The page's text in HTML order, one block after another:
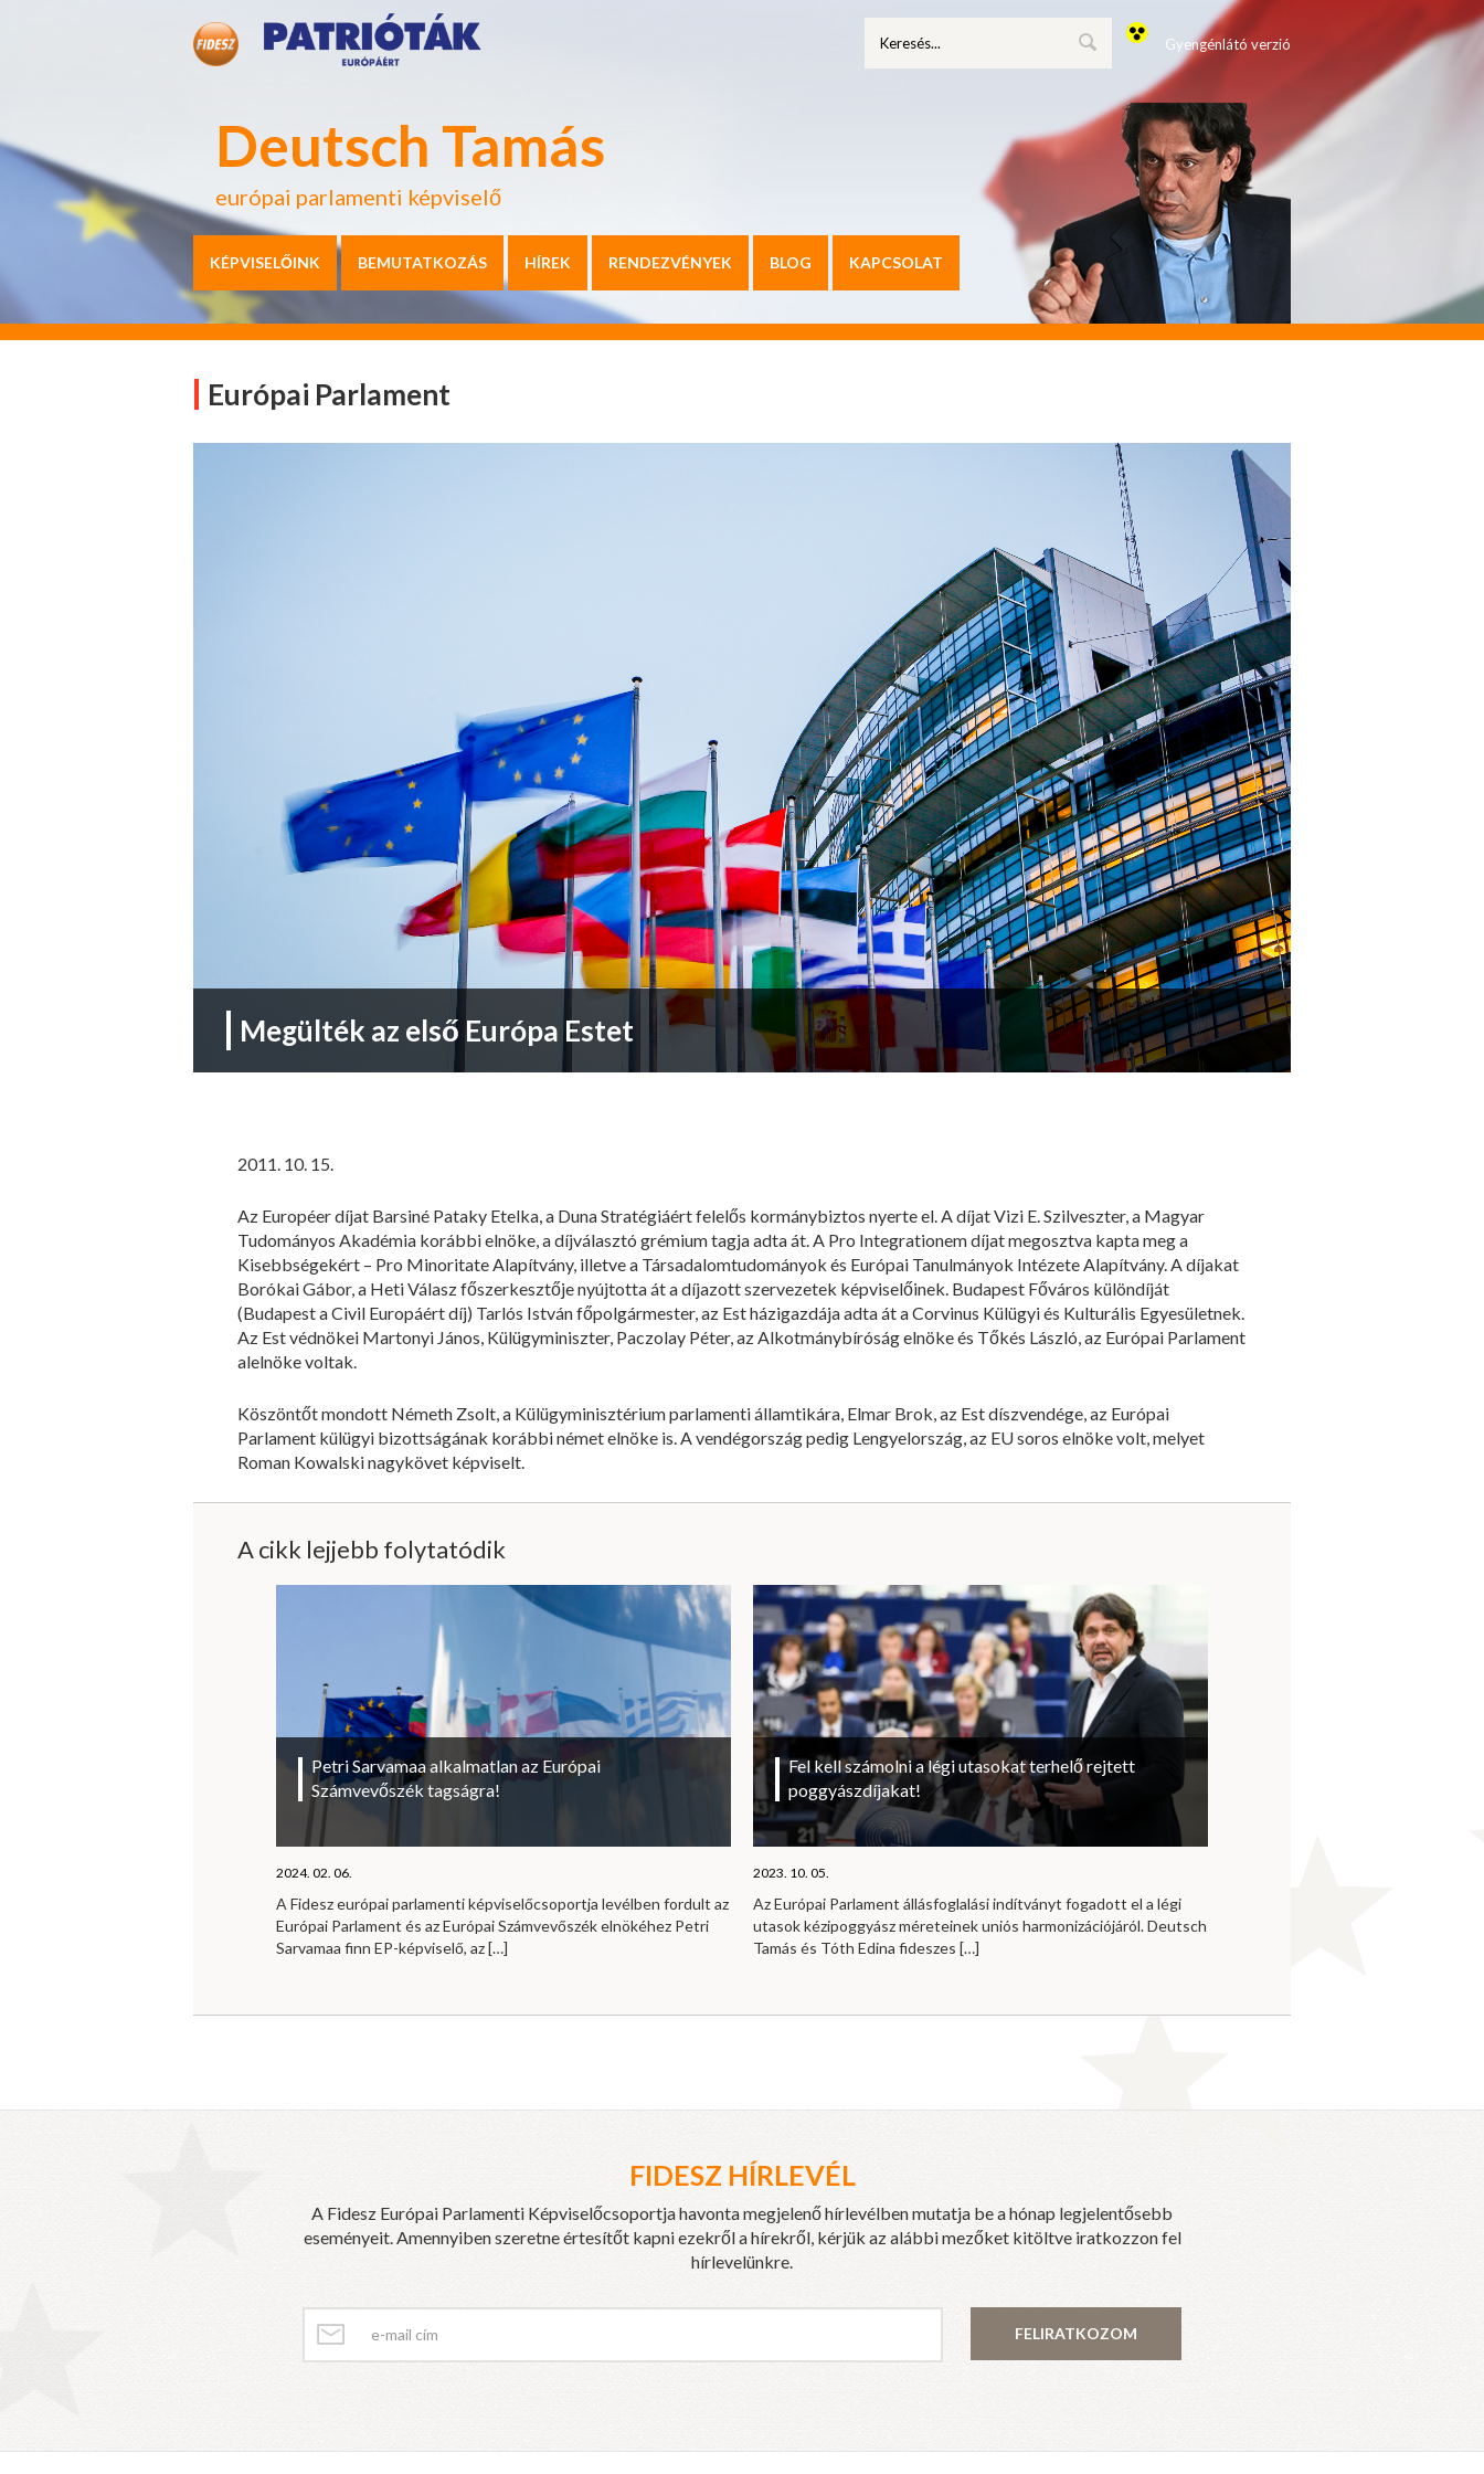
Deutsch Tamás
európai parlamenti képviselő
Gyengénlátó verzió
KÉPVISELŐINK BEMUTATKOZÁS HÍREK RENDEZVÉNYEK BLOG KAPCSOLAT
Európai Parlament
Megülték az első Európa Estet
2011. 10. 15.
Az Européer díjat Barsiné Pataky Etelka, a Duna Stratégiáért felelős kormánybiztos nyerte el. A díjat Vizi E. Szilveszter, a Magyar
Tudományos Akadémia korábbi elnöke, a díjválasztó grémium tagja adta át. A Pro Integrationem díjat megosztva kapta meg a
Kisebbségekért – Pro Minoritate Alapítvány, illetve a Társadalomtudományok és Európai Tanulmányok Intézete Alapítvány. A díjakat
Borókai Gábor, a Heti Válasz főszerkesztője nyújtotta át a díjazott szervezetek képviselőinek. Budapest Főváros különdíját
(Budapest a Civil Europáért díj) Tarlós István főpolgármester, az Est házigazdája adta át a Corvinus Külügyi és Kulturális Egyesületnek.
Az Est védnökei Martonyi János, Külügyminiszter, Paczolay Péter, az Alkotmánybíróság elnöke és Tőkés László, az Európai Parlament
alelnöke voltak.
Köszöntőt mondott Németh Zsolt, a Külügyminisztérium parlamenti államtikára, Elmar Brok, az Est díszvendége, az Európai
Parlament külügyi bizottságának korábbi német elnöke is. A vendégország pedig Lengyelország, az EU soros elnöke volt, melyet
Roman Kowalski nagykövet képviselt.
A cikk lejjebb folytatódik
Petri Sarvamaa alkalmatlan az Európai
Számvevőszék tagságra!
2024. 02. 06.
A Fidesz európai parlamenti képviselőcsoportja levélben fordult az
Európai Parlament és az Európai Számvevőszék elnökéhez Petri
Sarvamaa finn EP-képviselő, az[…]
Fel kell számolni a légi utasokat terhelő rejtett
poggyászdíjakat!
2023. 10. 05.
Az Európai Parlament állásfoglalási indítványt fogadott el a légi
utasok kézipoggyász méreteinek uniós harmonizációjáról. Deutsch
Tamás és Tóth Edina fideszes […]
FIDESZ HÍRLEVÉL
A Fidesz Európai Parlamenti Képviselőcsoportja havonta megjelenő hírlevélben mutatja be a hónap legjelentősebb
eseményeit. Amennyiben szeretne értesítőt kapni ezekről a hírekről, kérjük az alábbi mezőket kitöltve iratkozzon fel
hírlevelünkre.
FELIRATKOZOM